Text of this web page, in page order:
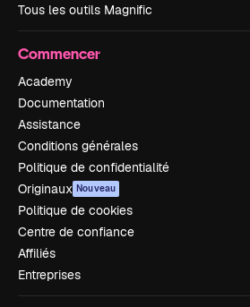
Tous les outils Magnific
Commencer
Academy
Documentation
Assistance
Conditions générales
Politique de confidentialité
Originaux Nouveau
Politique de cookies
Centre de confiance
Affiliés
Entreprises